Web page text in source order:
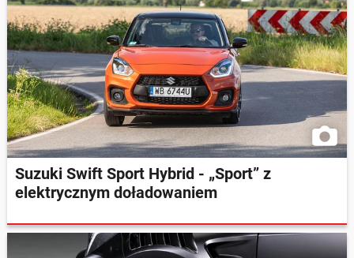
Suzuki Swift Sport Hybrid - „Sport” z
elektrycznym doładowaniem